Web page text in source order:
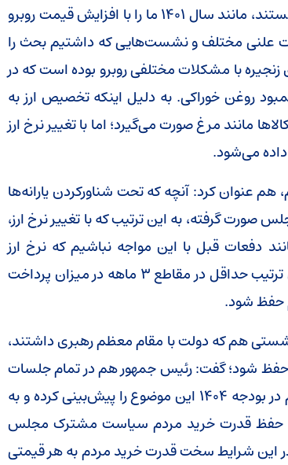
ابتدای زنجیره به انتهای زنجیره که مصرف‌کنندگان هستند، مانند سال ۱۴۰۱ ما را با افزایش قیمت روبرو
علنی مختلف و نشست‌هایی که داشتیم بحث را
زنجیره با مشکلات مختلفی روبرو بوده است که در
روغن خوراکی. به دلیل اینکه تخصیص ارز به
مانند مرغ صورت می‌گیرد؛ اما با تغییر نرخ ارز
می‌شود.
هم عنوان کرد: آنچه که تحت شناورکردن یارانه‌ها
گرفته، به این ترتیب که با تغییر نرخ ارز،
دفعات قبل با این مواجه نباشیم که نرخ ارز
افزایش پیدا کند، اما یارانه مردم ثابت بماند. به این ترتیب حداقل در مقاطع ۳ ماهه در میزان پرداخت
حفظ شود.
نشستی هم که دولت با مقام معظم رهبری داشتند،
حفظ شود؛ گفت: رئیس جمهور هم در تمام جلسات
هیئت وزیران بر این موضوع تاکید دارد. مجلس هم در بودجه ۱۴۰۴ این موضوع را پیش‌بینی کرده و به
حفظ قدرت خرید مردم سیاست مشترک مجلس
این شرایط سخت قدرت خرید مردم به هر قیمتی